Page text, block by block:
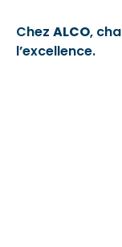
Chez ALCO,
l’excellence.